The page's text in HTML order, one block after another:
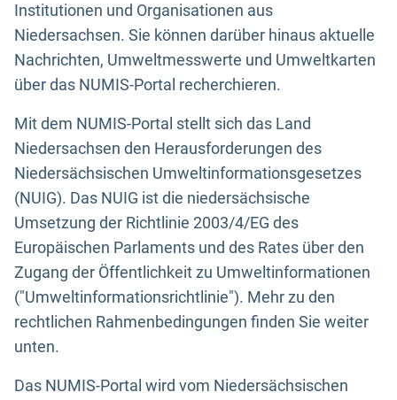
Institutionen und Organisationen aus
Niedersachsen. Sie können darüber hinaus aktuelle
Nachrichten, Umweltmesswerte und Umweltkarten
über das NUMIS-Portal recherchieren.
Mit dem NUMIS-Portal stellt sich das Land
Niedersachsen den Herausforderungen des
Niedersächsischen Umweltinformationsgesetzes
(NUIG). Das NUIG ist die niedersächsische
Umsetzung der Richtlinie 2003/4/EG des
Europäischen Parlaments und des Rates über den
Zugang der Öffentlichkeit zu Umweltinformationen
("Umweltinformationsrichtlinie"). Mehr zu den
rechtlichen Rahmenbedingungen finden Sie weiter
unten.
Das NUMIS-Portal wird vom Niedersächsischen